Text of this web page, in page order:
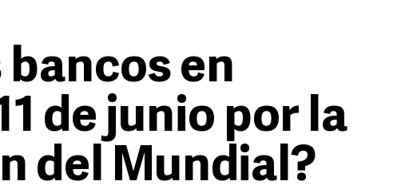
en
de junio por la
del Mundial?